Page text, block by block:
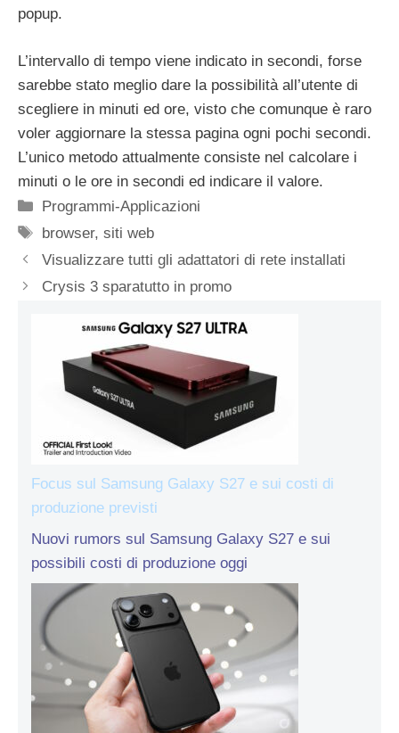
popup.
L’intervallo di tempo viene indicato in secondi, forse
sarebbe stato meglio dare la possibilità all’utente di
scegliere in minuti ed ore, visto che comunque è raro
voler aggiornare la stessa pagina ogni pochi secondi.
L’unico metodo attualmente consiste nel calcolare i
minuti o le ore in secondi ed indicare il valore.
Categorie
Programmi-Applicazioni
Tag
browser,siti web
Visualizzare tutti gli adattatori di rete installati
Crysis 3 sparatutto in promo
Focus sul Samsung Galaxy S27 e sui costi di
produzione previsti
Nuovi rumors sul Samsung Galaxy S27 e sui
possibili costi di produzione oggi